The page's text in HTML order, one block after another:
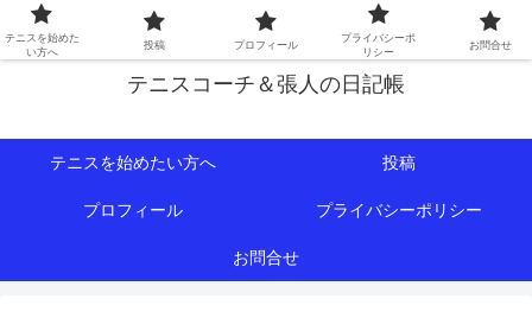
初心者∼中級者向けの情報を中心にテニスライフをサポート！
テニスコーチ＆張人の日記帳
テニスを始めたい方へ 投稿
プロフィール プライバシーポリシー
お問合せ
テニスを始めた
い方へ
投稿 プロフィール
プライバシーポ
リシー
お問合せ